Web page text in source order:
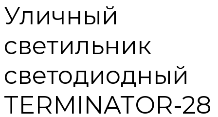
Уличный
светильник
светодиодный
TERMINATOR-28